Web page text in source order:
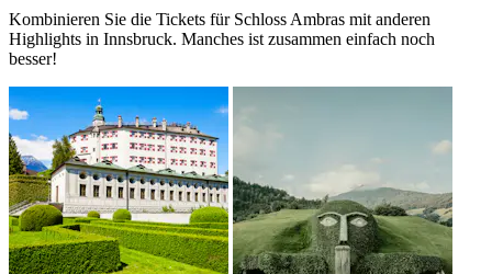
Kombinieren Sie die Tickets für Schloss Ambras mit anderen
Highlights in Innsbruck. Manches ist zusammen einfach noch
besser!